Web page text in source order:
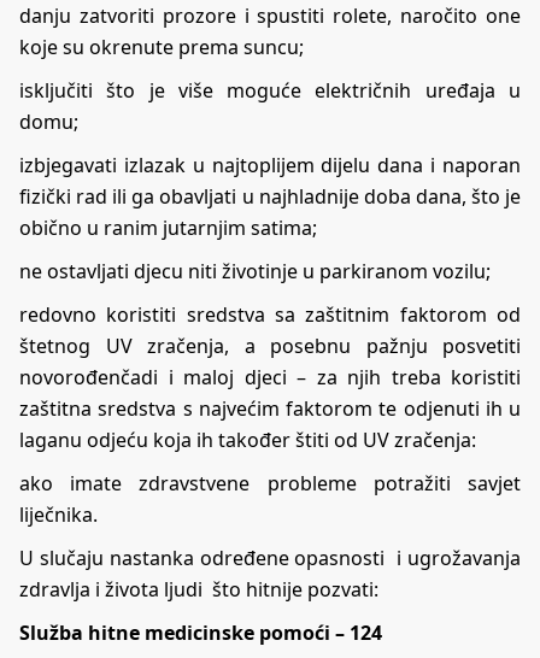
danju zatvoriti prozore i spustiti rolete, naročito one
koje su okrenute prema suncu;
isključiti što je više moguće električnih uređaja u
domu;
izbjegavati izlazak u najtoplijem dijelu dana i naporan
fizički rad ili ga obavljati u najhladnije doba dana, što je
obično u ranim jutarnjim satima;
ne ostavljati djecu niti životinje u parkiranom vozilu;
redovno koristiti sredstva sa zaštitnim faktorom od
štetnog UV zračenja, a posebnu pažnju posvetiti
novorođenčadi i maloj djeci – za njih treba koristiti
zaštitna sredstva s najvećim faktorom te odjenuti ih u
laganu odjeću koja ih također štiti od UV zračenja:
ako imate zdravstvene probleme potražiti savjet
liječnika.
U slučaju nastanka određene opasnosti i ugrožavanja
zdravlja i života ljudi što hitnije pozvati:
Služba hitne medicinske pomoći – 124